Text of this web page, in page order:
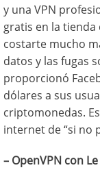
y una VPN
gratis en la
costarte mucho
datos y las fugas
proporcionó
dólares a sus
criptomonedas.
internet de “si no
– OpenVPN con